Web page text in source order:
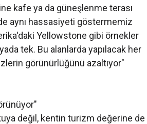
kafe ya da güneşlenme terası
aynı hassasiyeti göstermemiz
Yellowstone gibi örnekler
tek. Bu alanlarda yapılacak her
görünürlüğünü azaltıyor"
değil, kentin turizm değerine de